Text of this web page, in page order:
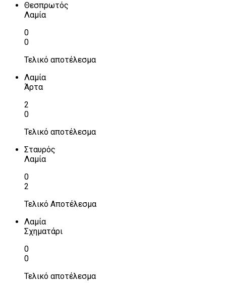
Θεσπρωτός
Λαμία
0
0
Τελικό αποτέλεσμα
Λαμία
Άρτα
2
0
Τελικό αποτέλεσμα
Σταυρός
Λαμία
0
2
Τελικό Αποτέλεσμα
Λαμία
Σχηματάρι
0
0
Τελικό αποτέλεσμα